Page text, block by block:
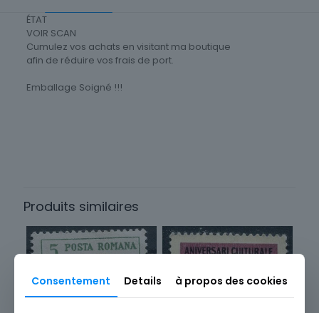
ÉTAT
VOIR SCAN
Cumulez vos achats en visitant ma boutique
afin de réduire vos frais de port.
Emballage Soigné !!!
Produits similaires
Consentement Details à propos des cookies